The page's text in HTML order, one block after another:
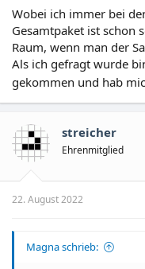
Wobei ich immer bei
Gesamtpaket ist schon
Raum, wenn man der
Als ich gefragt wurde
gekommen und hab
streicher
Ehrenmitglied
22. August 2022
Magna schrieb: